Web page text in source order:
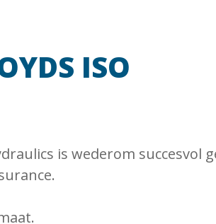
ISO
is wederom succesvol